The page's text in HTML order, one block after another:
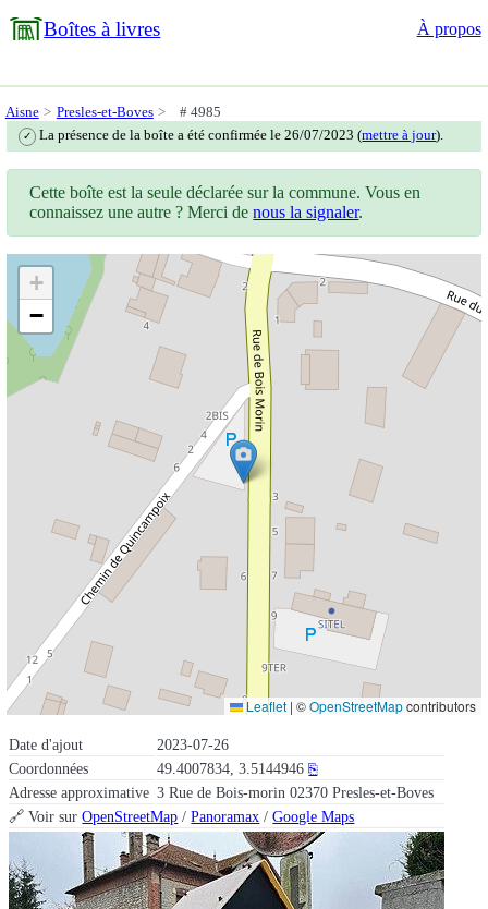
Boîtes à livres À propos
Aisne Presles-et-Boves # 4985
✓ La présence de la boîte a été confirmée le 26/07/2023 (mettre à jour).
Date d'ajout
2023-07-26
Coordonnées
49.4007834, 3.5144946 ⎘
Adresse approximative 3 Rue de Bois-morin 02370 Presles-et-Boves
🔗 Voir surOpenStreetMap /Panoramax /Google Maps
Cette boîte est la seule déclarée sur la commune. Vous en
connaissez une autre ? Merci denous la signaler.
+
−
Leaflet | ©OpenStreetMapcontributors